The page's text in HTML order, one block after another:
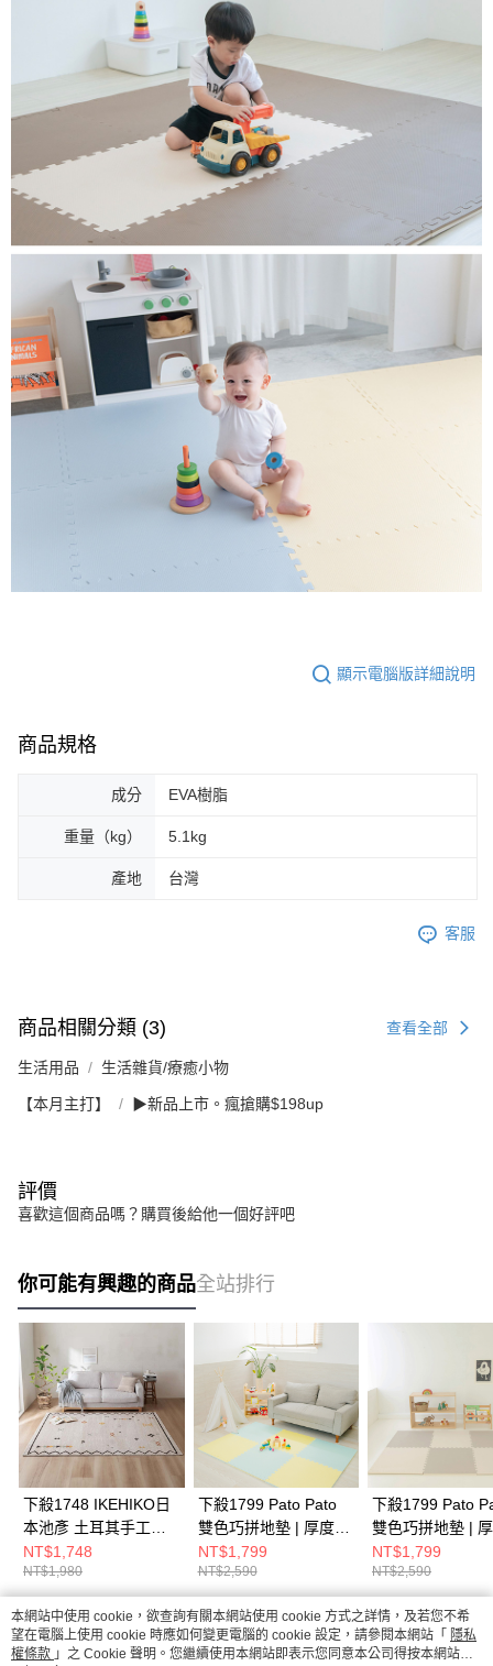
顯示電腦版詳細說明
商品規格
成分 EVA樹脂
重量（kg） 5.1kg
產地 台灣
客服
商品相關分類 (3) 查看全部
生活用品 生活雜貨/療癒小物
【本月主打】 ▶新品上市。瘋搶購$198up
評價
喜歡這個商品嗎？購買後給他一個好評吧
你可能有興趣的商品全站排行
下殺1748 IKEHIKO日
本池彥 土耳其手工腳
踏墊Nekkar
50x80x1.1cm 圖樣點
綴/土耳其地毯/地毯/家
居用品 26Aug001
NT$1,748
NT$1,980
下殺1799 Pato Pato
雙色巧拼地墊 | 厚度
2cm 6入提袋組 | 黃&
淺綠/嬰兒地墊/寶寶爬
行墊/巧拼地墊
NT$1,799
NT$2,590
下殺1799 Pato
雙色巧拼地墊 |
2cm 6入提袋組 |
&乳白/嬰兒地墊/
爬行墊/巧拼地墊
NT$1,799
NT$2,590
熱門標籤
本網站中使用 cookie，欲查詢有關本網站使用 cookie 方式之詳情，及若您不希
望在電腦上使用 cookie 時應如何變更電腦的 cookie 設定，請參閱本網站「 隱私
權條款 」之 Cookie 聲明。您繼續使用本網站即表示您同意本公司得按本網站使